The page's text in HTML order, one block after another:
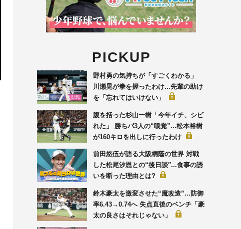
PICKUP
野村勇の気持ちが「すごくわかる」
川瀬晃が拳を握ったわけ...先輩の助け
を「忘れてはいけない」
腹を括った杉山一樹「今年イチ、シビ
れた」 勝ちパ3人の“嗅覚”...松本裕樹
が160キロを出しに行ったわけ
前田悠伍が語る大阪桐蔭の世界 対戦
した松尾汐恩との“後日談′′...食事の誘
いを断った理由とは?
鈴木豪太を激変させた“魔改造”...防御
率6.43→0.74へ 失点直後のベンチ「豪
太の良さはそれじゃない」